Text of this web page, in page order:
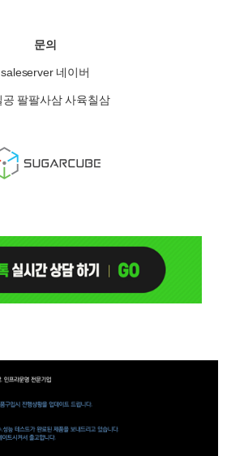
문의
saleserver 네이버
공 팔팔사삼 사육칠삼